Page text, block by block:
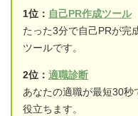
1位： 自己PR作成ツール
たった3分で自己PRが完
ツールです。
2位： 適職診断
あなたの適職が最短30秒
役立ちます。